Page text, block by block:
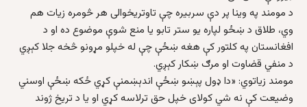
د مومند په وینا پر دې سربيره چې تاوتريخوالی هر څومره زيات هم
وي، طلاق د ښځو لپاره يو ستر تابو يا منع شوې موضوع ده او د
افغانستان په کلتور کې هغه ښځې چې له خپلو مړونو څخه جلا کېږي
د منفي قضاوت او مرګ ښکار کېږي.
مومند زیاتوي: «دا ډول پېښو ښځې اندېښمنې کړي ځکه ښځې اوسني
وضیعت کې نه شي کولای خپل حق ترلاسه کړي او یا د تریخ ژوند